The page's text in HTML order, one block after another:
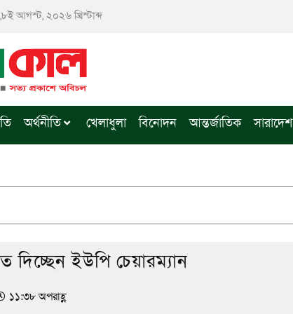
আগস্ট, ২০২৬ খ্রিস্টাব্দ
অর্থনীতি খেলাধুলা বিনোদন আন্তর্জাতিক সারাদেশ
দিচ্ছেন ইউপি চেয়ারম্যান
১১:৩৮ অপরাহ্ণ